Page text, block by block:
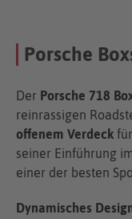
Porsche
Der Porsche 718
reinrassigen
offenem Verdeck
seiner Einführung
einer der besten
Dynamisches